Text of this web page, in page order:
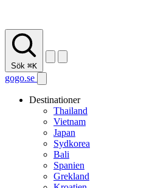
Sök ⌘K
gogo.se
Destinationer
Thailand
Vietnam
Japan
Sydkorea
Bali
Spanien
Grekland